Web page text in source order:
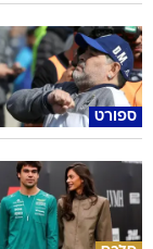
ספורט